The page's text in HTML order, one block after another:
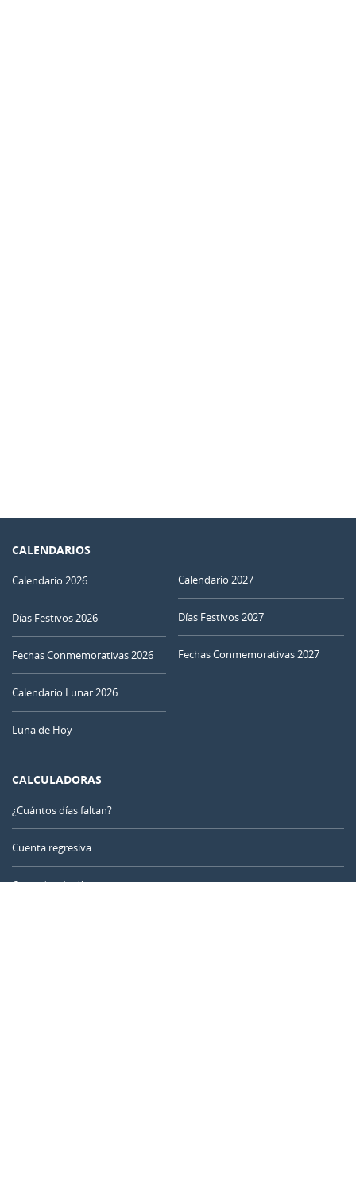
CALENDARIOS
Calendario 2026
Días Festivos 2026
Fechas Conmemorativas 2026
Calendario Lunar 2026
Luna de Hoy
Calendario 2027
Días Festivos 2027
Fechas Conmemorativas 2027
CALCULADORAS
¿Cuántos días faltan?
Cuenta regresiva
Contador de días